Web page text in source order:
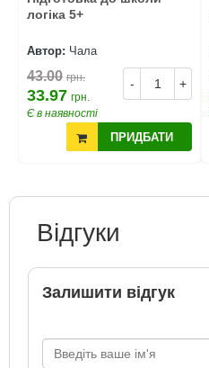
логіка 5+
Автор: Чала
- +
43.00 грн.
33.97 грн.
Є в наявності
ПРИДБАТИ
Відгуки
Залишити відгук